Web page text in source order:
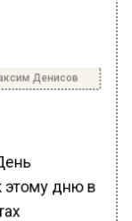
Денисов
этому дню в